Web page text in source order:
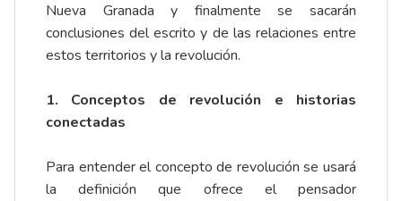
Nueva Granada y finalmente se sacarán
conclusiones del escrito y de las relaciones entre
estos territorios y la revolución.
1. Conceptos de revolución e historias
conectadas
Para entender el concepto de revolución se usará
la definición que ofrece el pensador